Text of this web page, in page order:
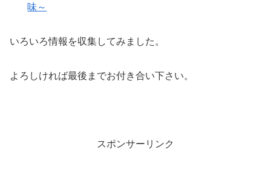
味～
いろいろ情報を収集してみました。
よろしければ最後までお付き合い下さい。
スポンサーリンク